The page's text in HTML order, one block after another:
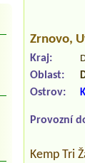
Zrnovo,
Kraj:
Oblast:
Ostrov:
Provozní
Kemp Tri